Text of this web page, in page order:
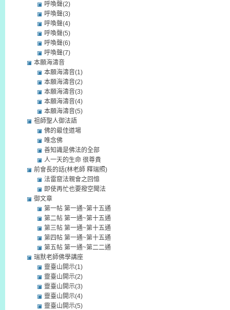
呼喚聲(2)
呼喚聲(3)
呼喚聲(4)
呼喚聲(5)
呼喚聲(6)
呼喚聲(7)
本願海濤音
本願海濤音(1)
本願海濤音(2)
本願海濤音(3)
本願海濤音(4)
本願海濤音(5)
祖師聖人御法語
佛的最佳道場
唯念佛
善知識是佛法的全部
人一天的生命 很尊貴
前會長的話(林老師 釋瑞照)
法雷窟法親會之回憶
即使再忙也要撥空聞法
御文章
第一帖 第一通~第十五通
第二帖 第一通~第十五通
第三帖 第一通~第十五通
第四帖 第一通~第十五通
第五帖 第一通~第二二通
瑞默老師佛學講座
靈臺山開示(1)
靈臺山開示(2)
靈臺山開示(3)
靈臺山開示(4)
靈臺山開示(5)